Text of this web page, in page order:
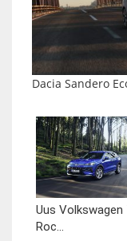
Dacia Sandero
Uus Volkswagen
Roc...